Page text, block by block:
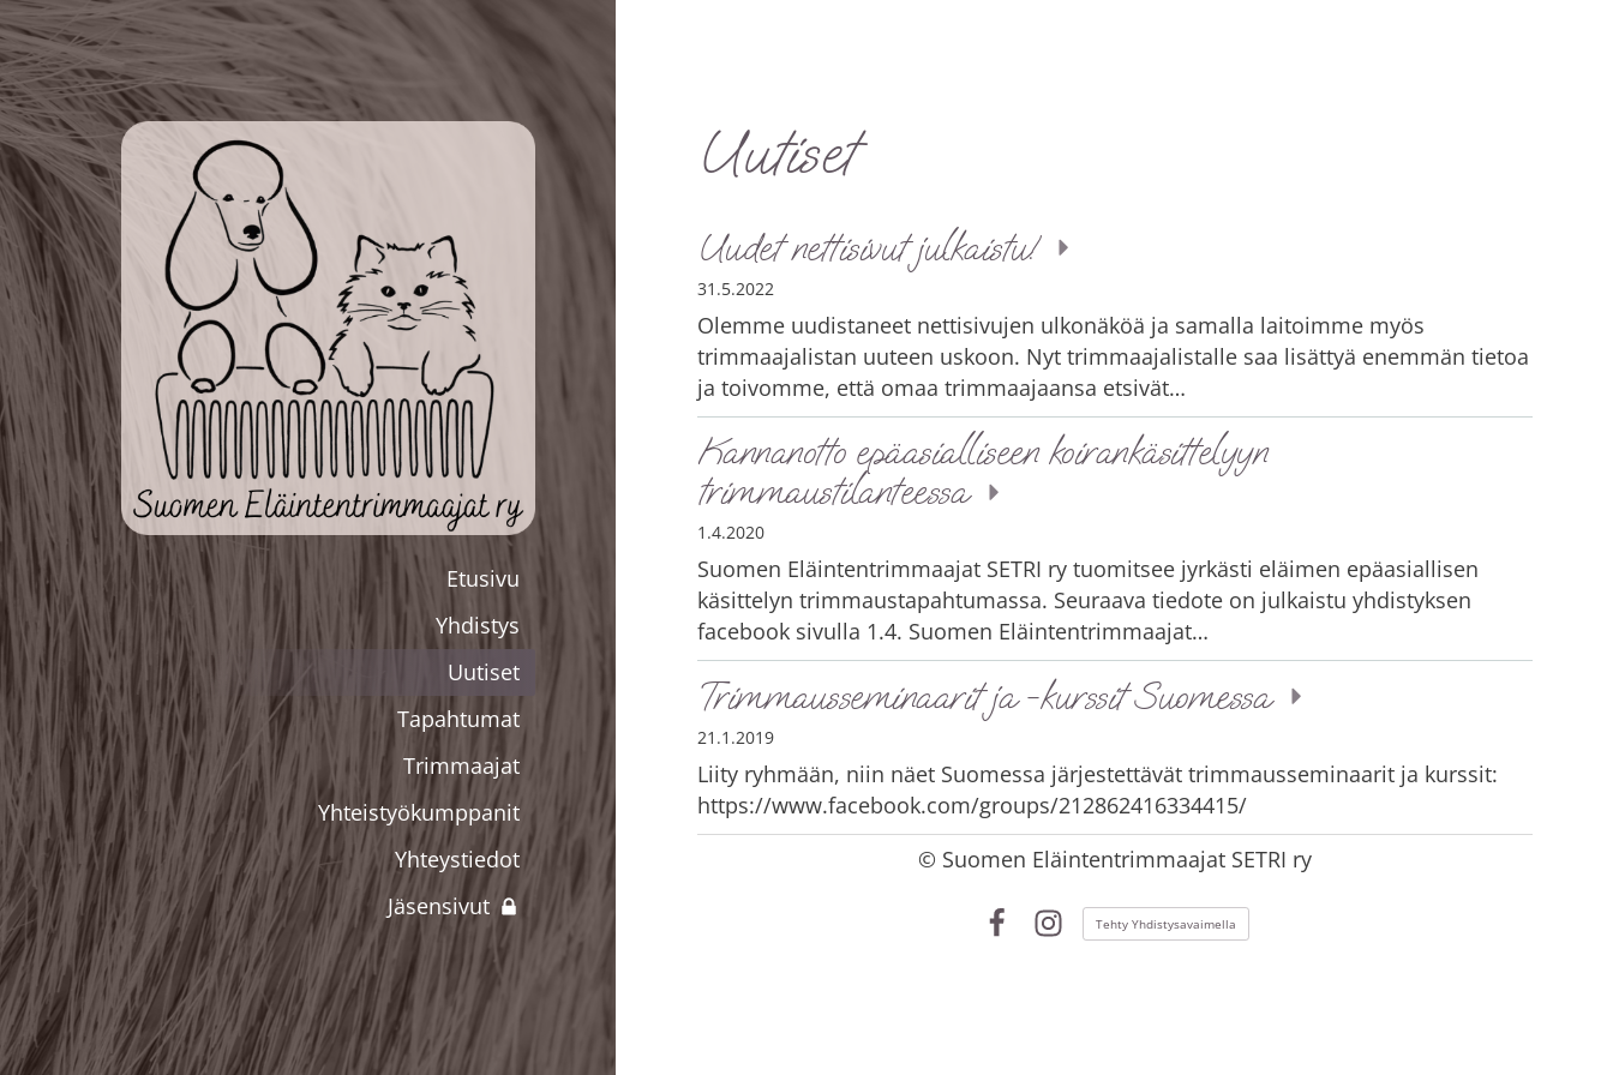
Siirry
sivun
sisältöön
Suomen Eläintentrimmaajat SETRI ry
Etusivu
Yhdistys
Uutiset
Tapahtumat
Trimmaajat
Yhteistyökumppanit
Yhteystiedot
Jäsensivut
Uutiset
Uudet nettisivut julkaistu!
31.5.2022
Olemme uudistaneet nettisivujen ulkonäköä ja samalla laitoimme myös
trimmaajalistan uuteen uskoon. Nyt trimmaajalistalle saa lisättyä enemmän tietoa
ja toivomme, että omaa trimmaajaansa etsivät…
Kannanotto epäasialliseen koirankäsittelyyn
trimmaustilanteessa
1.4.2020
Suomen Eläintentrimmaajat SETRI ry tuomitsee jyrkästi eläimen epäasiallisen
käsittelyn trimmaustapahtumassa. Seuraava tiedote on julkaistu yhdistyksen
facebook sivulla 1.4. Suomen Eläintentrimmaajat…
Trimmausseminaarit ja -kurssit Suomessa
21.1.2019
Liity ryhmään, niin näet Suomessa järjestettävät trimmausseminaarit ja kurssit:
https://www.facebook.com/groups/212862416334415/
© Suomen Eläintentrimmaajat SETRI ry
Tehty Yhdistysavaimella